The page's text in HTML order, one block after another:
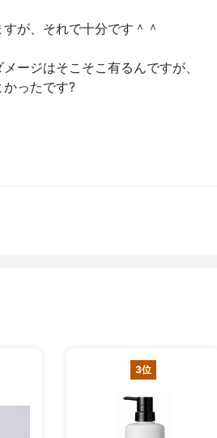
が、それで十分です＾＾
ージはそこそこ有るんですが、
ったです?
3位